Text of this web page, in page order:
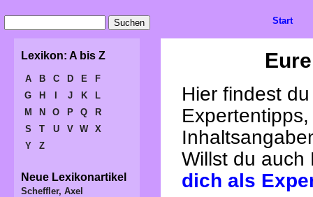
Hier findest
Willst du
dich als
Start
Lexikon: A bis Z
A B C D E
F
G
H J K
L
M
N O P Q
R
S
T U V W
X
Y
Z
Neue Lexikonartikel
Scheffler, Axel